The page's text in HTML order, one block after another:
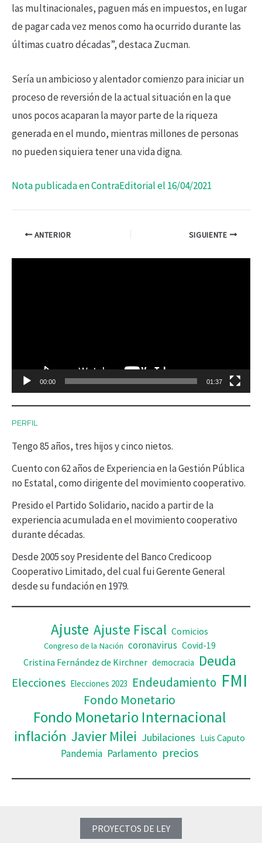
las multinacionales, paguen más en impuestos, en lugar
de pagar cada vez menos como ha ocurrido durante las
últimas cuatro décadas”, destaca Zucman.
Sería un ambicioso y alentador comienzo para iniciar un
proceso de reversión de la actual situación en la que
unos pocos acaparan la mayor parte de la riqueza
generada en el mundo, mientras millones de personas
no pueden siquiera tener una vida digna.
Nota publicada en ContraEditorial el 16/04/2021
ANTERIOR SIGUIENTE
d
c
t
o
r
d
e
v
d
e
o
00:00 01:37
PERFIL
Tengo 85 años, tres hijos y cinco nietos.
Cuento con 62 años de Experiencia en la Gestión Pública
no Estatal, como dirigente del movimiento cooperativo.
Presido el Partido Solidario, nacido a partir de la
experiencia acumulada en el movimiento cooperativo
durante décadas.
Desde 2005 soy Presidente del Banco Credicoop
Cooperativo Limitado, del cual fui Gerente General
desde su fundación en 1979.
Ajuste Ajuste Fiscal Comicios
Congreso de la Nación coronavirus Covid-19
Cristina Fernández de Kirchner democracia Deuda
Elecciones Elecciones 2023 Endeudamiento FMI
Fondo Monetario
Fondo Monetario Internacional
inflación Javier Milei Jubilaciones Luis Caputo
Pandemia Parlamento precios
PROYECTOS DE LEY